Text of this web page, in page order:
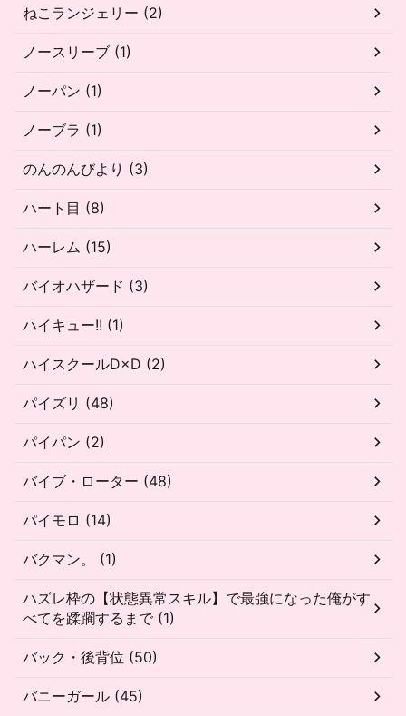
ねこランジェリー (2)
ノースリーブ (1)
ノーパン (1)
ノーブラ (1)
のんのんびより (3)
ハート目 (8)
ハーレム (15)
バイオハザード (3)
ハイキュー!! (1)
ハイスクールD×D (2)
パイズリ (48)
パイパン (2)
バイブ・ローター (48)
パイモロ (14)
バクマン。 (1)
ハズレ枠の【状態異常スキル】で最強になった俺がす
べてを蹂躙するまで (1)
バック・後背位 (50)
バニーガール (45)